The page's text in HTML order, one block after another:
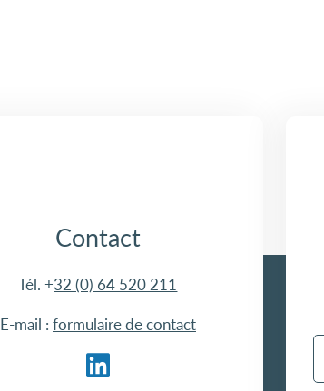
Contact
Tél. +32 (0) 64 520 211
E-mail : formulaire de contact